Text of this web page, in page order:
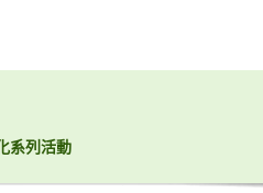
系列活動